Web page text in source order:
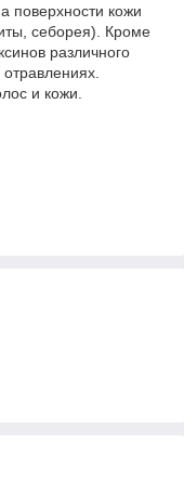
поверхности кожи
себорея). Кроме
различного
и кожи.